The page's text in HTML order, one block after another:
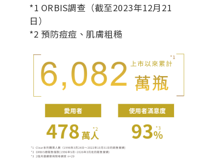
*1 ORBIS調查（截至2023年12月21
日）
*2 預防痘痘、肌膚粗糙